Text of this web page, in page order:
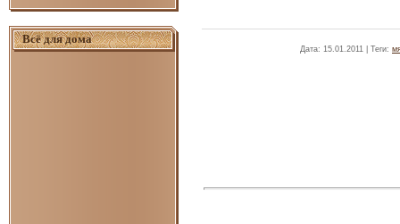
Всё для дома
Дата: 15.01.2011 | Теги: